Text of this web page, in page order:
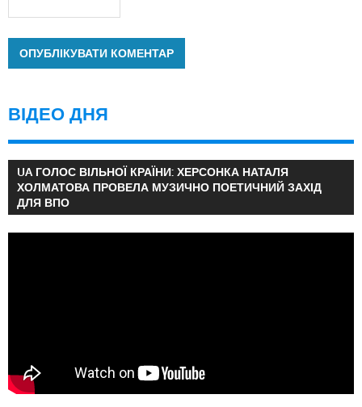
ВІДЕО ДНЯ
UA ГОЛОС ВІЛЬНОЇ КРАЇНИ: ХЕРСОНКА НАТАЛЯ
ХОЛМАТОВА ПРОВЕЛА МУЗИЧНО ПОЕТИЧНИЙ ЗАХІД
ДЛЯ ВПО